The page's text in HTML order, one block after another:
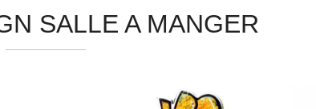
SALLE A MANGER